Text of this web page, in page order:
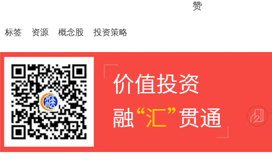
赞
标签 资源 概念股 投资策略